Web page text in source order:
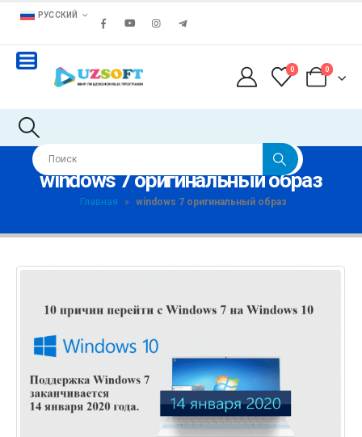
РУССКИЙ
0 0
windows 7 оригинальный образ
Главная » windows 7 оригинальный образ